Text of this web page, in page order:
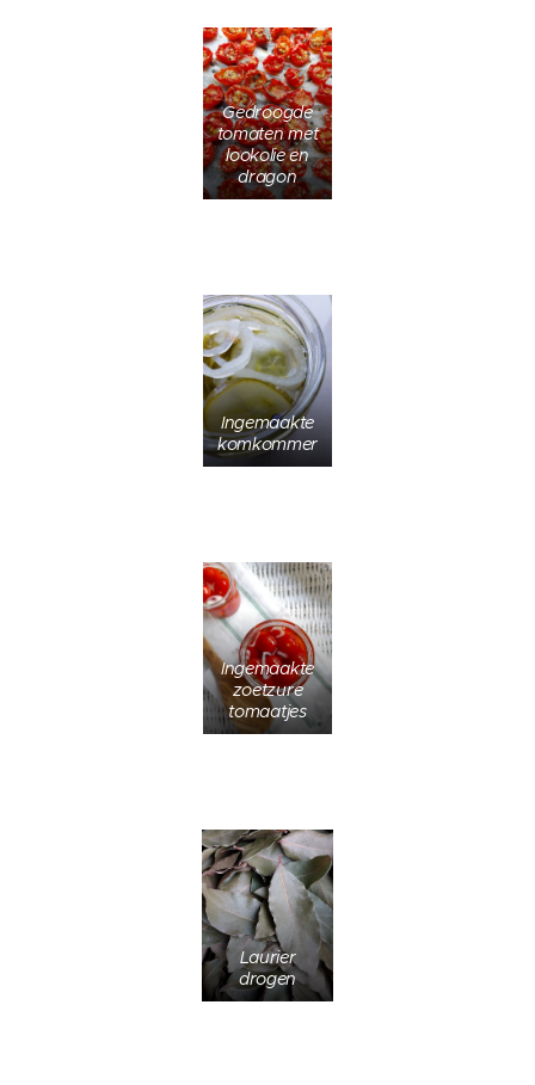
Gedroogde
tomaten met
lookolie en
dragon
Ingemaakte
komkommer
Ingemaakte
zoetzure
tomaatjes
Laurier
drogen